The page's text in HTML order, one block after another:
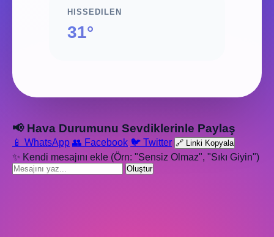
HISSEDILEN
31°
📢 Hava Durumunu Sevdiklerinle Paylaş
📱 WhatsApp 👥 Facebook 🐦 Twitter 🔗 Linki Kopyala
✨ Kendi mesajını ekle (Örn: "Sensiz Olmaz", "Sıkı Giyin")
Oluştur